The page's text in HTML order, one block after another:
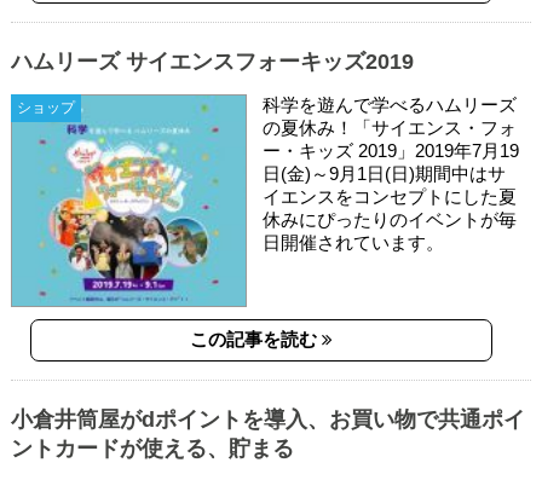
ショップ
ハムリーズ サイエンスフォーキッズ2019
科学を遊んで学べるハムリーズ
の夏休み！「サイエンス・フォ
ー・キッズ 2019」2019年7月19
日(金)～9月1日(日)期間中はサ
イエンスをコンセプトにした夏
休みにぴったりのイベントが毎
日開催されています。
この記事を読む
小倉井筒屋がdポイントを導入、お買い物で共通ポイ
ントカードが使える、貯まる